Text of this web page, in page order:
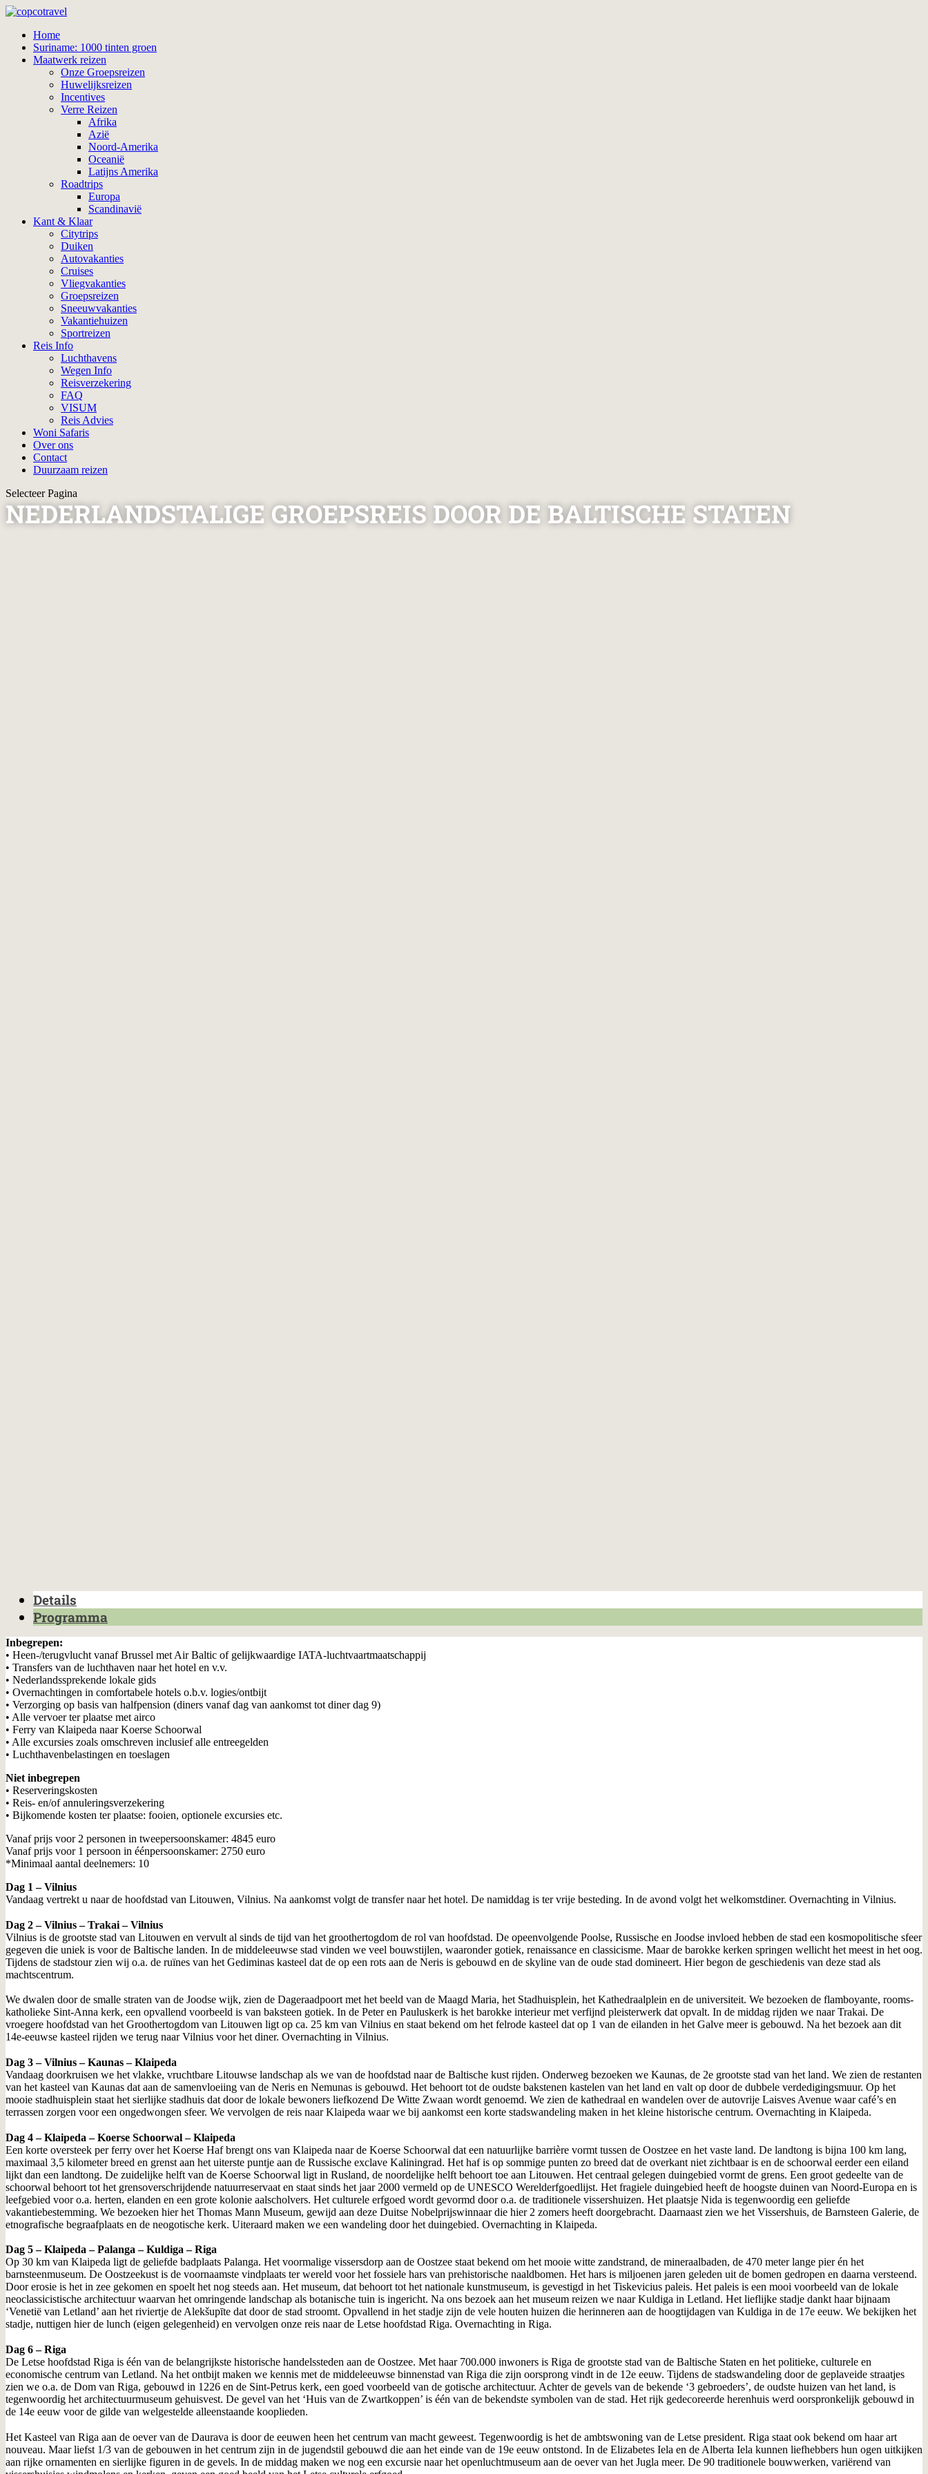
Home
Suriname: 1000 tinten groen
Maatwerk reizen
Onze Groepsreizen
Huwelijksreizen
Incentives
Verre Reizen
Afrika
Azië
Noord-Amerika
Oceanië
Latijns Amerika
Roadtrips
Europa
Scandinavië
Kant & Klaar
Citytrips
Duiken
Autovakanties
Cruises
Vliegvakanties
Groepsreizen
Sneeuwvakanties
Vakantiehuizen
Sportreizen
Reis Info
Luchthavens
Wegen Info
Reisverzekering
FAQ
VISUM
Reis Advies
Woni Safaris
Over ons
Contact
Duurzaam reizen
Selecteer Pagina
NEDERLANDSTALIGE GROEPSREIS DOOR DE BALTISCHE STATEN
Details
Programma
Inbegrepen:
• Heen-/terugvlucht vanaf Brussel met Air Baltic of gelijkwaardige IATA-luchtvaartmaatschappij
• Transfers van de luchthaven naar het hotel en v.v.
• Nederlandssprekende lokale gids
• Overnachtingen in comfortabele hotels o.b.v. logies/ontbijt
• Verzorging op basis van halfpension (diners vanaf dag van aankomst tot diner dag 9)
• Alle vervoer ter plaatse met airco
• Ferry van Klaipeda naar Koerse Schoorwal
• Alle excursies zoals omschreven inclusief alle entreegelden
• Luchthavenbelastingen en toeslagen
Niet inbegrepen
• Reserveringskosten
• Reis- en/of annuleringsverzekering
• Bijkomende kosten ter plaatse: fooien, optionele excursies etc.
Vanaf prijs voor 2 personen in tweepersoonskamer: 4845 euro
Vanaf prijs voor 1 persoon in éénpersoonskamer: 2750 euro
*Minimaal aantal deelnemers: 10
Dag 1 – Vilnius
Vandaag vertrekt u naar de hoofdstad van Litouwen, Vilnius. Na aankomst volgt de transfer naar het hotel. De namiddag is ter vrije besteding. In de avond volgt het welkomstdiner. Overnachting in Vilnius.
Dag 2 – Vilnius – Trakai – Vilnius
Vilnius is de grootste stad van Litouwen en vervult al sinds de tijd van het groothertogdom de rol van hoofdstad. De opeenvolgende Poolse, Russische en Joodse invloed hebben de stad een kosmopolitische sfeer
gegeven die uniek is voor de Baltische landen. In de middeleeuwse stad vinden we veel bouwstijlen, waaronder gotiek, renaissance en classicisme. Maar de barokke kerken springen wellicht het meest in het oog.
Tijdens de stadstour zien wij o.a. de ruïnes van het Gediminas kasteel dat de op een rots aan de Neris is gebouwd en de skyline van de oude stad domineert. Hier begon de geschiedenis van deze stad als
machtscentrum.
We dwalen door de smalle straten van de Joodse wijk, zien de Dageraadpoort met het beeld van de Maagd Maria, het Stadhuisplein, het Kathedraalplein en de universiteit. We bezoeken de flamboyante, rooms-
katholieke Sint-Anna kerk, een opvallend voorbeeld is van baksteen gotiek. In de Peter en Pauluskerk is het barokke interieur met verfijnd pleisterwerk dat opvalt. In de middag rijden we naar Trakai. De
vroegere hoofdstad van het Groothertogdom van Litouwen ligt op ca. 25 km van Vilnius en staat bekend om het felrode kasteel dat op 1 van de eilanden in het Galve meer is gebouwd. Na het bezoek aan dit
14e-eeuwse kasteel rijden we terug naar Vilnius voor het diner. Overnachting in Vilnius.
Dag 3 – Vilnius – Kaunas – Klaipeda
Vandaag doorkruisen we het vlakke, vruchtbare Litouwse landschap als we van de hoofdstad naar de Baltische kust rijden. Onderweg bezoeken we Kaunas, de 2e grootste stad van het land. We zien de restanten
van het kasteel van Kaunas dat aan de samenvloeiing van de Neris en Nemunas is gebouwd. Het behoort tot de oudste bakstenen kastelen van het land en valt op door de dubbele verdedigingsmuur. Op het
mooie stadhuisplein staat het sierlijke stadhuis dat door de lokale bewoners liefkozend De Witte Zwaan wordt genoemd. We zien de kathedraal en wandelen over de autovrije Laisves Avenue waar café’s en
terrassen zorgen voor een ongedwongen sfeer. We vervolgen de reis naar Klaipeda waar we bij aankomst een korte stadswandeling maken in het kleine historische centrum. Overnachting in Klaipeda.
Dag 4 – Klaipeda – Koerse Schoorwal – Klaipeda
Een korte oversteek per ferry over het Koerse Haf brengt ons van Klaipeda naar de Koerse Schoorwal dat een natuurlijke barrière vormt tussen de Oostzee en het vaste land. De landtong is bijna 100 km lang,
maximaal 3,5 kilometer breed en grenst aan het uiterste puntje aan de Russische exclave Kaliningrad. Het haf is op sommige punten zo breed dat de overkant niet zichtbaar is en de schoorwal eerder een eiland
lijkt dan een landtong. De zuidelijke helft van de Koerse Schoorwal ligt in Rusland, de noordelijke helft behoort toe aan Litouwen. Het centraal gelegen duingebied vormt de grens. Een groot gedeelte van de
schoorwal behoort tot het grensoverschrijdende natuurreservaat en staat sinds het jaar 2000 vermeld op de UNESCO Werelderfgoedlijst. Het fragiele duingebied heeft de hoogste duinen van Noord-Europa en is
leefgebied voor o.a. herten, elanden en een grote kolonie aalscholvers. Het culturele erfgoed wordt gevormd door o.a. de traditionele vissershuizen. Het plaatsje Nida is tegenwoordig een geliefde
vakantiebestemming. We bezoeken hier het Thomas Mann Museum, gewijd aan deze Duitse Nobelprijswinnaar die hier 2 zomers heeft doorgebracht. Daarnaast zien we het Vissershuis, de Barnsteen Galerie, de
etnografische begraafplaats en de neogotische kerk. Uiteraard maken we een wandeling door het duingebied. Overnachting in Klaipeda.
Dag 5 – Klaipeda – Palanga – Kuldiga – Riga
Op 30 km van Klaipeda ligt de geliefde badplaats Palanga. Het voormalige vissersdorp aan de Oostzee staat bekend om het mooie witte zandstrand, de mineraalbaden, de 470 meter lange pier én het
barnsteenmuseum. De Oostzeekust is de voornaamste vindplaats ter wereld voor het fossiele hars van prehistorische naaldbomen. Het hars is miljoenen jaren geleden uit de bomen gedropen en daarna versteend.
Door erosie is het in zee gekomen en spoelt het nog steeds aan. Het museum, dat behoort tot het nationale kunstmuseum, is gevestigd in het Tiskevicius paleis. Het paleis is een mooi voorbeeld van de lokale
neoclassicistische architectuur waarvan het omringende landschap als botanische tuin is ingericht. Na ons bezoek aan het museum reizen we naar Kuldiga in Letland. Het lieflijke stadje dankt haar bijnaam
‘Venetië van Letland’ aan het riviertje de Alekšupīte dat door de stad stroomt. Opvallend in het stadje zijn de vele houten huizen die herinneren aan de hoogtijdagen van Kuldiga in de 17e eeuw. We bekijken het
stadje, nuttigen hier de lunch (eigen gelegenheid) en vervolgen onze reis naar de Letse hoofdstad Riga. Overnachting in Riga.
Dag 6 – Riga
De Letse hoofdstad Riga is één van de belangrijkste historische handelssteden aan de Oostzee. Met haar 700.000 inwoners is Riga de grootste stad van de Baltische Staten en het politieke, culturele en
economische centrum van Letland. Na het ontbijt maken we kennis met de middeleeuwse binnenstad van Riga die zijn oorsprong vindt in de 12e eeuw. Tijdens de stadswandeling door de geplaveide straatjes
zien we o.a. de Dom van Riga, gebouwd in 1226 en de Sint-Petrus kerk, een goed voorbeeld van de gotische architectuur. Achter de gevels van de bekende ‘3 gebroeders’, de oudste huizen van het land, is
tegenwoordig het architectuurmuseum gehuisvest. De gevel van het ‘Huis van de Zwartkoppen’ is één van de bekendste symbolen van de stad. Het rijk gedecoreerde herenhuis werd oorspronkelijk gebouwd in
de 14e eeuw voor de gilde van welgestelde alleenstaande kooplieden.
Het Kasteel van Riga aan de oever van de Daurava is door de eeuwen heen het centrum van macht geweest. Tegenwoordig is het de ambtswoning van de Letse president. Riga staat ook bekend om haar art
nouveau. Maar liefst 1/3 van de gebouwen in het centrum zijn in de jugendstil gebouwd die aan het einde van de 19e eeuw ontstond. In de Elizabetes Iela en de Alberta Iela kunnen liefhebbers hun ogen uitkijken
aan rijke ornamenten en sierlijke figuren in de gevels. In de middag maken we nog een excursie naar het openluchtmuseum aan de oever van het Jugla meer. De 90 traditionele bouwwerken, variërend van